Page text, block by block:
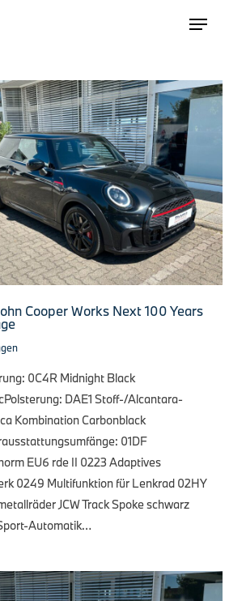
Cooper Works Next 100 Years
0C4R Midnight Black
DAE1 Stoff-/Alcantara-
Kombination Carbonblack
01DF
EU6 rde II 0223 Adaptives
0249 Multifunktion für Lenkrad 02HY
JCW Track Spoke schwarz
Automatik…